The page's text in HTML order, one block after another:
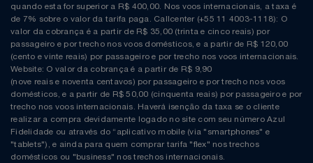
quando esta for superior a R$ 400,00. Nos voos internacionais, a taxa é
de 7% sobre o valor da tarifa paga. Callcenter (+55 11 4003-1118): O
valor da cobrança é a partir de R$ 35,00 (trinta e cinco reais) por
passageiro e por trecho nos voos domésticos, e a partir de R$ 120,00
(cento e vinte reais) por passageiro e por trecho nos voos internacionais.
Website: O valor da cobrança é a partir de R$ 9,90
(nove reais e noventa centavos) por passageiro e por trecho nos voos
domésticos, e a partir de R$ 50,00 (cinquenta reais) por passageiro e por
trecho nos voos internacionais. Haverá isenção da taxa se o cliente
realizar a compra devidamente logado no site com seu número Azul
Fidelidade ou através do “aplicativo mobile (via "smartphones" e
"tablets"), e ainda para quem comprar tarifa "flex" nos trechos
domésticos ou "business" nos trechos internacionais.